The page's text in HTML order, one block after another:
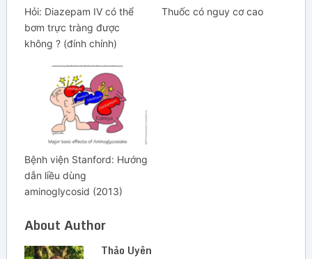
Hỏi: Diazepam IV có thể
bơm trực tràng được
không ? (đính chính)
Thuốc có nguy cơ cao
Bệnh viện Stanford: Hướng
dẫn liều dùng
aminoglycosid (2013)
About Author
Thảo Uyên